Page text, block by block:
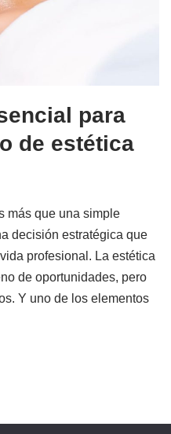
para
de estética
más que una simple
decisión estratégica que
profesional. La estética
de oportunidades, pero
Y uno de los elementos